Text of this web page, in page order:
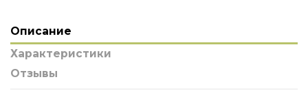
Описание
Характеристики
Отзывы